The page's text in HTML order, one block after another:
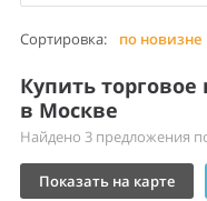
Сортировка: по новизне
Купить
в Москве
Найдено 3 предложения
Показать на карте